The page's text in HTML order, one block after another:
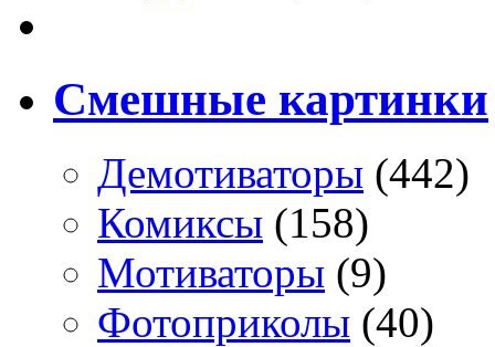
Смешные картинки
Демотиваторы (442)
Комиксы (158)
Мотиваторы (9)
Фотоприколы (40)